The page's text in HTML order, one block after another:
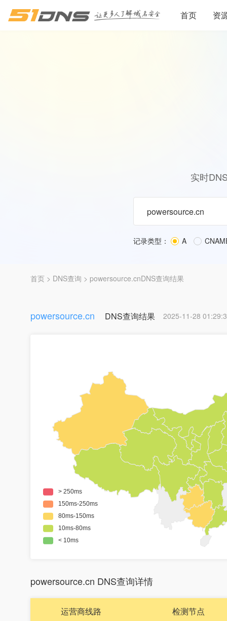
首页 资
实时
记录类型： A
首页 > DNS查询 > powersource.cnDNS查询结果
powersource.cn DNS查询结果 2025-11-28
powersource.cn DNS查询详情
运营商线路 检测节点